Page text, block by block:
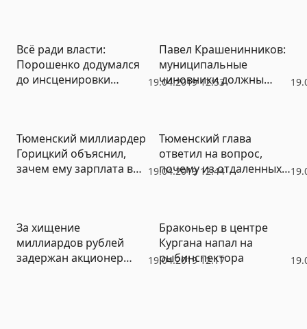
19.04.2019 12:53
Всё ради власти:
Порошенко додумался
до инсценировки
Павел Крашенинников:
муниципальные
чиновники должны
детсадов в новых
микрорайонах
19.04.2019 12:44
Тюменский миллиардер
Горицкий объяснил,
зачем ему зарплата в
Тюменский глава
ответил на вопрос,
почему из отдаленных
19.04.2019 12:17
За хищение
миллиардов рублей
задержан акционер
Браконьер в центре
Кургана напал на
рыбинспектора